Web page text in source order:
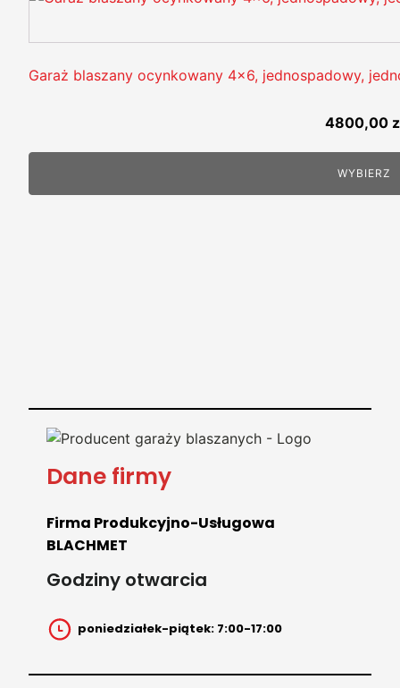
Garaż blaszany ocynkowany 4x6, jednospadowy,
4800,00
WYBIERZ
Dane firmy
Firma Produkcyjno-Usługowa
BLACHMET
Godziny otwarcia
poniedziałek-piątek: 7:00-17:00